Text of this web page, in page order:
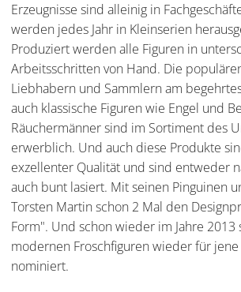
Erzeugnisse sind alleinig in
werden jedes Jahr in Kleinserien
Produziert werden alle Figuren in
Arbeitsschritten von Hand. Die
Liebhabern und Sammlern am
auch klassische Figuren wie Engel und
Räuchermänner sind im Sortiment des
erwerblich. Und auch diese Produkte
exzellenter Qualität und sind entweder
auch bunt lasiert. Mit seinen Pinguinen
Torsten Martin schon 2 Mal den
Form". Und schon wieder im Jahre 2013
modernen Froschfiguren wieder für jene
nominiert.